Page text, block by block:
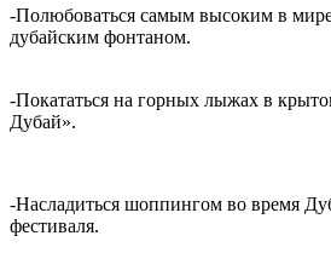
-Полюбоваться самым высоким в
дубайским фонтаном.
-Покататься на горных лыжах в
Дубай».
-Насладиться шоппингом во время
фестиваля.